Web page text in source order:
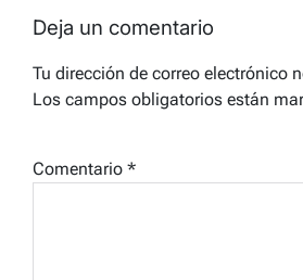
Deja un comentario
Tu dirección de correo electrónico
Los campos obligatorios están
Comentario *